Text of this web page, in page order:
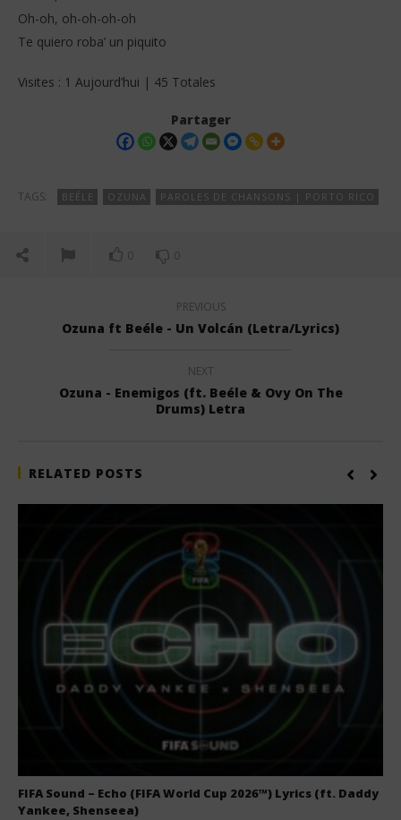
Oh-oh, oh-oh-oh-oh
Te quiero roba’ un piquito
Visites : 1 Aujourd’hui | 45 Totales
Partager
TAGS: BEÉLE OZUNA PAROLES DE CHANSONS | PORTO RICO
0 0
PREVIOUS
Ozuna ft Beéle - Un Volcán (Letra/Lyrics)
NEXT
Ozuna - Enemigos (ft. Beéle & Ovy On The
Drums) Letra
RELATED POSTS
FIFA Sound – Echo (FIFA World Cup 2026™) Lyrics (ft. Daddy
Yankee, Shenseea)